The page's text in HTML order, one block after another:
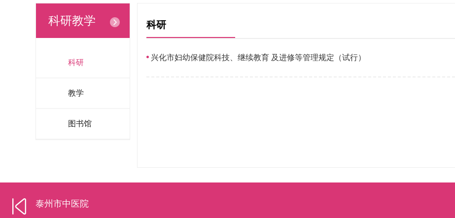
科研教学
科研
教学
图书馆
科研
兴化市妇幼保健院科技、继续教育 及进修等管理规定（试行）
泰州市中医院